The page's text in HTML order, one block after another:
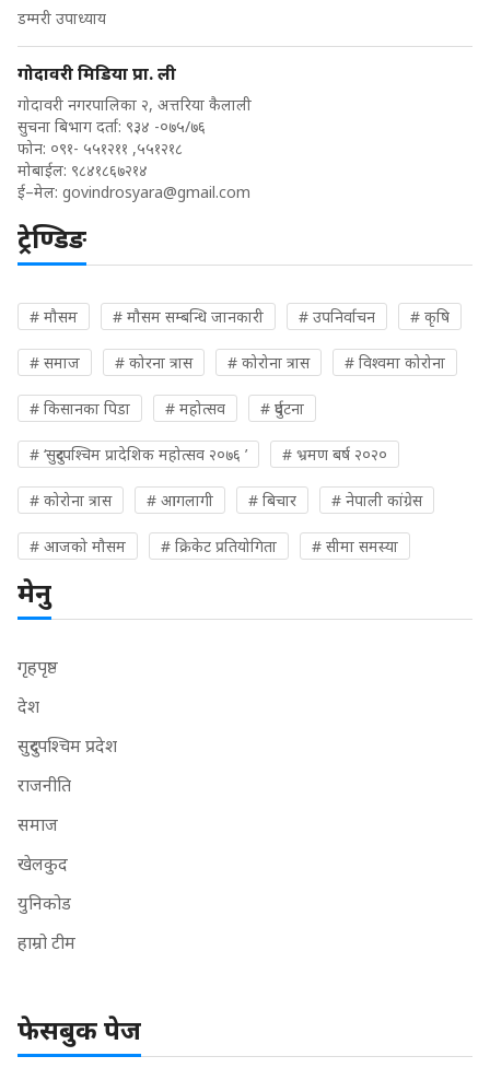
डम्मरी उपाध्याय
गोदावरी मिडिया प्रा. ली
गोदावरी नगरपालिका २, अत्तरिया कैलाली
सुचना बिभाग दर्ता: ९३४ -०७५/७६
फोन: ०९१- ५५१२११ ,५५१२१८
मोबाईल: ९८४१८६७२१४
ई–मेल: govindrosyara@gmail.com
ट्रेण्डिङ
# मौसम # मौसम सम्बन्धि जानकारी # उपनिर्वाचन # कृषि
# समाज # कोरना त्रास # कोरोना त्रास # विश्वमा कोरोना
# किसानका पिडा # महोत्सव # दुर्घटना
# ‘सुदुरपश्चिम प्रादेशिक महोत्सव २०७६ ’ # भ्रमण बर्ष २०२०
# कोरोना त्रास # आगलागी # बिचार # नेपाली कांग्रेस
# आजको मौसम # क्रिकेट प्रतियोगिता # सीमा समस्या
मेनु
गृहपृष्ठ
देश
सुदुरपश्चिम प्रदेश
राजनीति
समाज
खेलकुद
युनिकोड
हाम्रो टीम
फेसबुक पेज